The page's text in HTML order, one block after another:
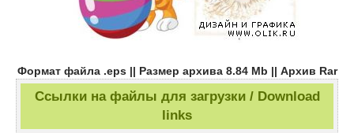
Формат файла .eps || Размер архива 8.84 Mb || Архив Rar
Ссылки на файлы для загрузки / Download
links